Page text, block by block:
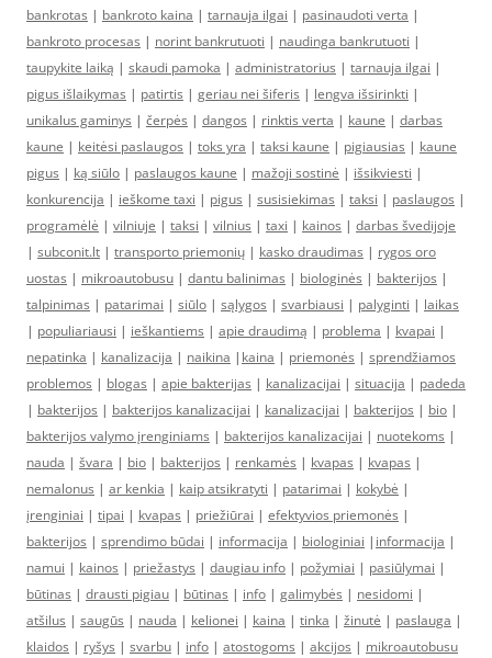
bankrotas | bankroto kaina | tarnauja ilgai | pasinaudoti verta |
bankroto procesas | norint bankrutuoti | naudinga bankrutuoti |
taupykite laiką | skaudi pamoka | administratorius | tarnauja ilgai |
pigus išlaikymas | patirtis | geriau nei šiferis | lengva išsirinkti |
unikalus gaminys | čerpės | dangos | rinktis verta | kaune | darbas
kaune | keitėsi paslaugos | toks yra | taksi kaune | pigiausias | kaune
pigus | ką siūlo | paslaugos kaune | mažoji sostinė | išsikviesti |
konkurencija | ieškome taxi | pigus | susisiekimas | taksi | paslaugos |
programėlė | vilniuje | taksi | vilnius | taxi | kainos | darbas švedijoje
| subconit.lt | transporto priemonių | kasko draudimas | rygos oro
uostas | mikroautobusu | dantu balinimas | biologinės | bakterijos |
talpinimas | patarimai | siūlo | sąlygos | svarbiausi | palyginti | laikas
| populiariausi | ieškantiems | apie draudimą | problema | kvapai |
nepatinka | kanalizacija | naikina | kaina | priemonės | sprendžiamos
problemos | blogas | apie bakterijas | kanalizacijai | situacija | padeda
| bakterijos | bakterijos kanalizacijai | kanalizacijai | bakterijos | bio |
bakterijos valymo įrenginiams | bakterijos kanalizacijai | nuotekoms |
nauda | švara | bio | bakterijos | renkamės | kvapas | kvapas |
nemalonus | ar kenkia | kaip atsikratyti | patarimai | kokybė |
įrenginiai | tipai | kvapas | priežiūrai | efektyvios priemonės |
bakterijos | sprendimo būdai | informacija | biologiniai | informacija |
namui | kainos | priežastys | daugiau info | požymiai | pasiūlymai |
būtinas | drausti pigiau | būtinas | info | galimybės | nesidomi |
atšilus | saugūs | nauda | kelionei | kaina | tinka | žinutė | paslauga |
klaidos | ryšys | svarbu | info | atostogoms | akcijos | mikroautobusu